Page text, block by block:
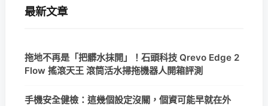
最新文章
拖地不再是「把髒水抹開」！石頭科技 Qrevo Edge 2
Flow 搖滾天王 滾筒活水掃拖機器人開箱評測
手機安全健檢：這幾個設定沒關，個資可能早就在外